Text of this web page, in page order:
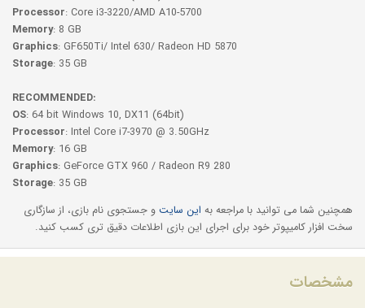
Processor: Core i3-3220/AMD A10-5700
Memory: 8 GB
Graphics: GF650Ti/ Intel 630/ Radeon HD 5870
Storage: 35 GB
RECOMMENDED:
OS: 64 bit Windows 10, DX11 (64bit)
Processor: Intel Core i7-3970 @ 3.50GHz
Memory: 16 GB
Graphics: GeForce GTX 960 / Radeon R9 280
Storage: 35 GB
همچنین شما می توانید با مراجعه به این سایت و جستجوی نام بازی، از سازگاری
سخت افزار کامیپوتر خود برای اجرای این بازی اطلاعات دقیق تری کسب کنید.
مشخصات